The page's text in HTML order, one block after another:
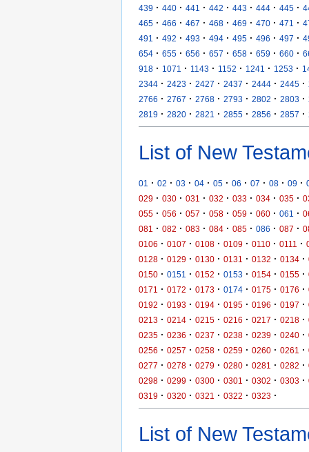
439 · 440 · 441 · 442 · 443 · 444 · 445 ·
465 · 466 · 467 · 468 · 469 · 470 · 471 ·
491
· 492 · 493 · 494 · 495 · 496 · 497 ·
654 · 655 · 656 · 657 · 658 · 659 · 660 ·
918 · 1071 · 1143 · 1152 · 1241 · 1253 ·
2344 · 2423 · 2427 · 2437 · 2444 · 2445 ·
2766 · 2767 · 2768 · 2793 · 2802 · 2803 ·
2819 · 2820 · 2821 · 2855 · 2856 · 2857 ·
List of New
01 · 02 · 03 · 04 · 05 · 06 · 07 · 08 · 09 ·
029 · 030 · 031 · 032 · 033 · 034 · 035 ·
055 · 056 · 057 · 058 · 059 · 060 · 061 ·
081
· 082 · 083 · 084 · 085 · 086 · 087 ·
0106 · 0107 · 0108 · 0109 · 0110 · 0111 ·
0128 · 0129 · 0130 · 0131 · 0132 · 0134 ·
0150 · 0151 · 0152 · 0153 · 0154 · 0155 ·
0171
· 0172 · 0173 · 0174 · 0175 · 0176 ·
0192 · 0193 · 0194 · 0195 · 0196 · 0197 ·
0213 · 0214 · 0215 · 0216 · 0217 · 0218 ·
0235 · 0236 · 0237 · 0238 · 0239 · 0240 ·
0256 · 0257 · 0258 · 0259 · 0260 · 0261 ·
0277 · 0278 · 0279 · 0280 · 0281 · 0282 ·
0298 · 0299 · 0300 · 0301 · 0302 · 0303 ·
0319 · 0320 · 0321 · 0322 · 0323 ·
List of New